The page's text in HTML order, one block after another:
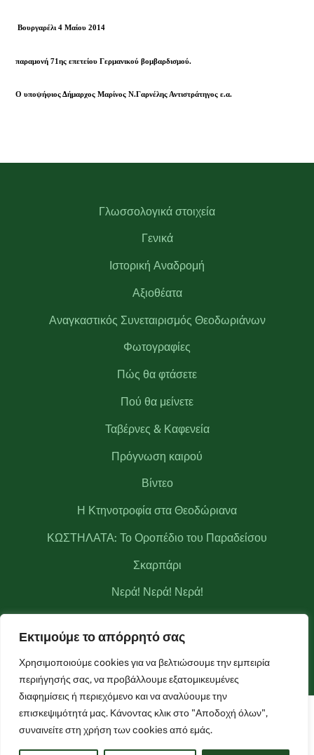
Εκτιμούμε το απόρρητό σας
Χρησιμοποιούμε cookies για να βελτιώσουμε την εμπειρία
περιήγησής σας, να προβάλλουμε εξατομικευμένες
διαφημίσεις ή περιεχόμενο και να αναλύουμε την
επισκεψιμότητά μας. Κάνοντας κλικ στο "Αποδοχή όλων",
συναινείτε στη χρήση των cookies από εμάς.
Βουργαρέλι 4 Μαίου 2014
παραμονή 71ης επετείου Γερμανικού βομβαρδισμού.
Ο υποψήφιος Δήμαρχος Μαρίνος Ν.Γαρνέλης Αντιστράτηγος ε.α.
Γλωσσολογικά στοιχεία
Γενικά
Ιστορική Αναδρομή
Αξιοθέατα
Αναγκαστικός Συνεταιρισμός Θεοδωριάνων
Φωτογραφίες
Πώς θα φτάσετε
Πού θα μείνετε
Ταβέρνες & Καφενεία
Πρόγνωση καιρού
Βίντεο
Η Κτηνοτροφία στα Θεοδώριανα
ΚΩΣΤΗΛΑΤΑ: Το Οροπέδιο του Παραδείσου
Σκαρπάρι
Νερά! Νερά! Νερά!
Μετεωρολογικός σταθμός Θεοδωριάνων
Facebook Live Camera